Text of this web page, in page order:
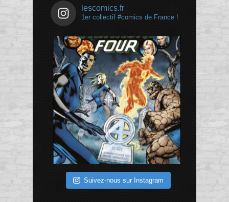
lescomics.fr
1er collectif #comics de France !
Suivez-nous sur Instagram